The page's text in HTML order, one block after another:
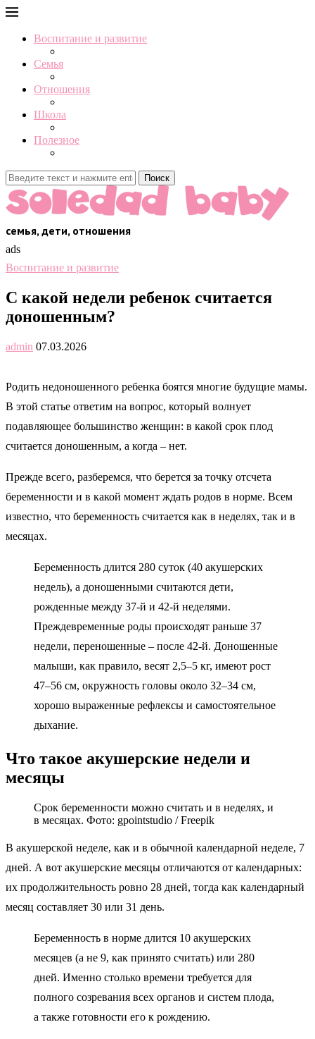
Воспитание и развитие
Семья
Отношения
Школа
Полезное
Поиск
семья, дети, отношения
ads
Воспитание и развитие
С какой недели ребенок считается
доношенным?
admin 07.03.2026
Родить недоношенного ребенка боятся многие будущие мамы.
В этой статье ответим на вопрос, который волнует
подавляющее большинство женщин: в какой срок плод
считается доношенным, а когда – нет.
Прежде всего, разберемся, что берется за точку отсчета
беременности и в какой момент ждать родов в норме. Всем
известно, что беременность считается как в неделях, так и в
месяцах.
Беременность длится 280 суток (40 акушерских
недель), а доношенными считаются дети,
рожденные между 37‑й и 42‑й неделями.
Преждевременные роды происходят раньше 37
недели, переношенные – после 42‑й. Доношенные
малыши, как правило, весят 2,5–5 кг, имеют рост
47–56 см, окружность головы около 32–34 см,
хорошо выраженные рефлексы и самостоятельное
дыхание.
Что такое акушерские недели и
месяцы
Срок беременности можно считать и в неделях, и
в месяцах. Фото: gpointstudio / Freepik
В акушерской неделе, как и в обычной календарной неделе, 7
дней. А вот акушерские месяцы отличаются от календарных:
их продолжительность ровно 28 дней, тогда как календарный
месяц составляет 30 или 31 день.
Беременность в норме длится 10 акушерских
месяцев (а не 9, как принято считать) или 280
дней. Именно столько времени требуется для
полного созревания всех органов и систем плода,
а также готовности его к рождению.